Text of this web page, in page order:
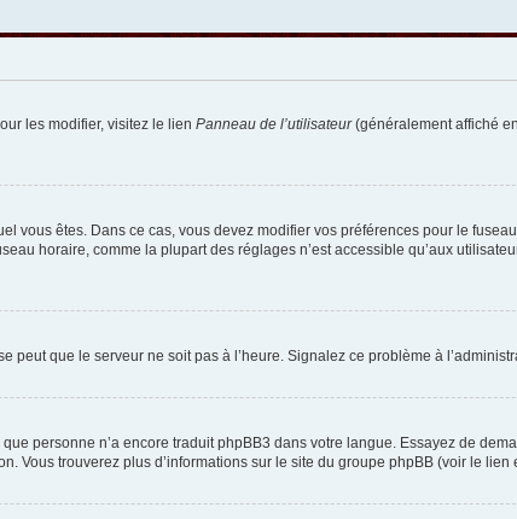
les modifier, visitez le lien Panneau de l’utilisateur(généralement affiché
vous êtes. Dans ce cas, vous devez modifier vos préférences pour le
horaire, comme la plupart des réglages n’est accessible qu’aux
peut que le serveur ne soit pas à l’heure. Signalez ce problème à
personne n’a encore traduit phpBB3 dans votre langue. Essayez de
Vous trouverez plus d’informations sur le site du groupe phpBB (voir le lien